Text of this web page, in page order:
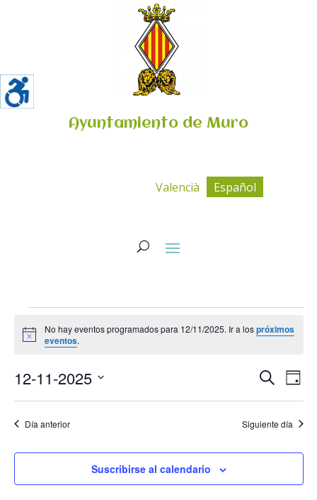
Ayuntamiento de Muro
Valencià Español
Eventos
en
Aviso
No hay eventos programados para 12/11/2025. Ir a lospróximos
eventos.
de
y
vistas
Buscar
de
de
Día
12-11-2025
Selecciona
la Día anterior Siguiente día
Suscribirse al calendario